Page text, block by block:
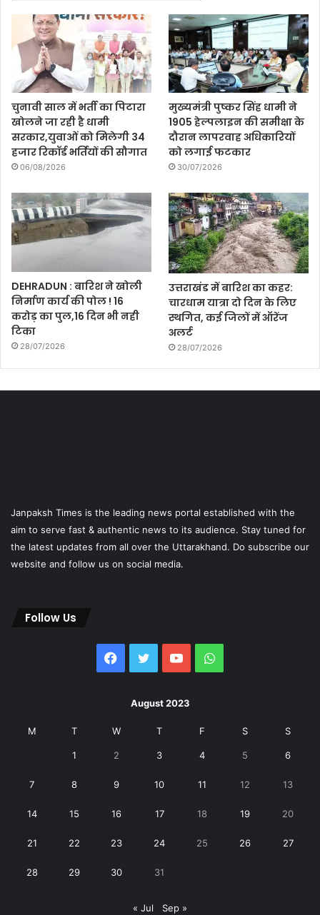
चुनावी साल में भर्ती का पिटारा
खोलने जा रही है धामी
सरकार,युवाओं को मिलेगी 34
हजार रिकॉर्ड भर्तियों की सौगात
06/08/2026
मुख्यमंत्री पुष्कर सिंह धामी ने
1905 हेल्पलाइन की समीक्षा के
दौरान लापरवाह अधिकारियों
को लगाई फटकार
30/07/2026
DEHRADUN : बारिश ने खोली
निर्माण कार्य की पोल ! 16
करोड़ का पुल,16 दिन भी नही
टिका
28/07/2026
उत्तराखंड में बारिश का कहर:
चारधाम यात्रा दो दिन के लिए
स्थगित, कई जिलों में ऑरेंज
अलर्ट
28/07/2026
Janpaksh Times is the leading news portal established with the
aim to serve fast & authentic news to its audience. Stay tuned for
the latest updates from all over the Uttarakhand. Do subscribe our
website and follow us on social media.
Follow Us
Facebook
Twitter YouTubeWhatsApp
August 2023
M T W T F S S
1 2 3 4 5 6
7 8 9 10 11 12 13
14 15 16 17 18 19 20
21 22 23 24 25 26 27
28 29 30 31
« Jul Sep »